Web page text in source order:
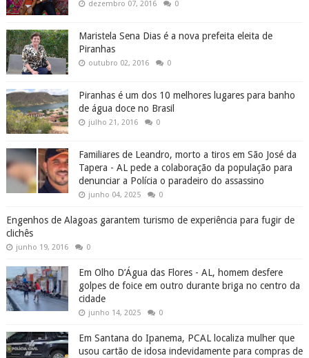
dezembro 07, 2016 0
Maristela Sena Dias é a nova prefeita eleita de
Piranhas
outubro 02, 2016 0
Piranhas é um dos 10 melhores lugares para banho
de água doce no Brasil
julho 21, 2016 0
Familiares de Leandro, morto a tiros em São José da
Tapera - AL pede a colaboração da população para
denunciar a Polícia o paradeiro do assassino
junho 04, 2025 0
Engenhos de Alagoas garantem turismo de experiência para fugir de
clichês
junho 19, 2016 0
Em Olho D’Água das Flores - AL, homem desfere
golpes de foice em outro durante briga no centro da
cidade
junho 14, 2025 0
Em Santana do Ipanema, PCAL localiza mulher que
usou cartão de idosa indevidamente para compras de